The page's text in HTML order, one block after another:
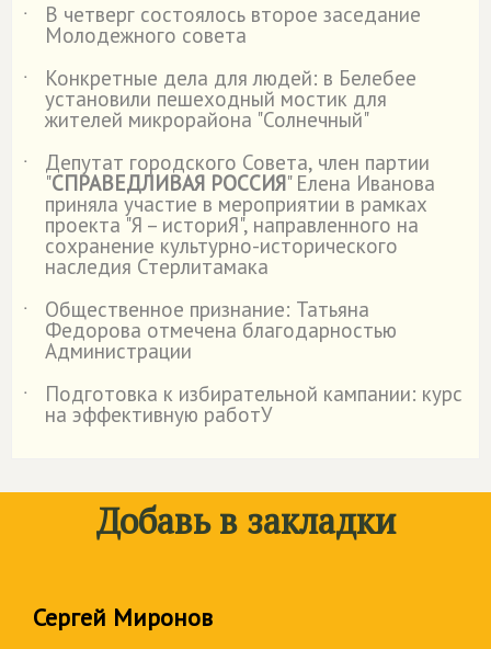
˙ В четверг состоялось второе заседание
Молодежного совета
˙
Конкретные дела для людей: в Белебее
установили пешеходный мостик для
жителей микрорайона "Солнечный"
˙
Депутат городского Совета, член партии
"СПРАВЕДЛИВАЯ РОССИЯ" Елена Иванова
приняла участие в мероприятии в рамках
проекта "Я – историЯ", направленного на
сохранение культурно-исторического
наследия Стерлитамака
˙
Общественное признание: Татьяна
Федорова отмечена благодарностью
Администрации
˙
Подготовка к избирательной кампании: курс
на эффективную работУ
Добавь в закладки
Сергей Миронов